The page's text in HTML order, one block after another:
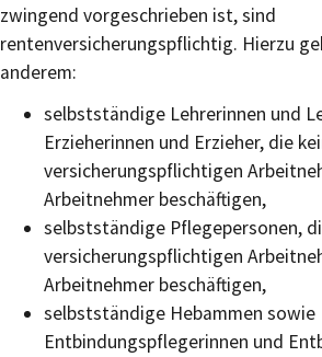
zwingend vorgeschrieben ist, sind
rentenversicherungspflichtig. Hierzu
anderem:
selbstständige Lehrerinnen und
Erzieherinnen und Erzieher, die
versicherungspflichtigen
Arbeitnehmer beschäftigen,
selbstständige Pflegepersonen,
versicherungspflichtigen
Arbeitnehmer beschäftigen,
selbstständige Hebammen sowie
Entbindungspflegerinnen und